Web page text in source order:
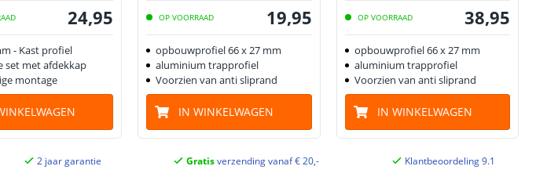
24,95
- Kast profiel
set met afdekkap
montage
OP VOORRAAD 19,95
opbouwprofiel 66 x 27 mm
aluminium trapprofiel
Voorzien van anti sliprand
IN WINKELWAGEN
OP VOORRAAD 38,95
opbouwprofiel 66 x 27 mm
aluminium trapprofiel
Voorzien van anti sliprand
IN WINKELWAGEN
2 jaar garantie Gratisverzending vanaf € 20,- Klantbeoordeling 9.1